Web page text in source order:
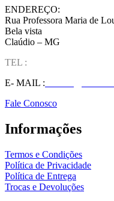
ENDEREÇO:
Rua Professora Maria de
Bela vista
Claúdio – MG
TEL :
E- MAIL :
Fale Conosco
Informações
Termos e Condições
Política de Privacidade
Política de Entrega
Trocas e Devoluções